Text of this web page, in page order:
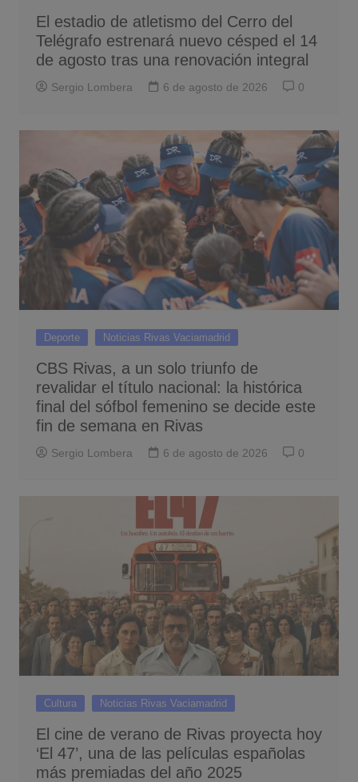
El estadio de atletismo del Cerro del
Telégrafo estrenará nuevo césped el 14
de agosto tras una renovación integral
Sergio Lombera 6 de agosto de 2026 0
Deporte Noticias Rivas Vaciamadrid
CBS Rivas, a un solo triunfo de
revalidar el título nacional: la histórica
final del sófbol femenino se decide este
fin de semana en Rivas
Sergio Lombera 6 de agosto de 2026 0
Cultura Noticias Rivas Vaciamadrid
El cine de verano de Rivas proyecta hoy
‘El 47’, una de las películas españolas
más premiadas del año 2025